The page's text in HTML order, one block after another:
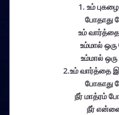
1. உம்
போதாது
உம் வார்த்தை
உம்மால்
உம்மால்
2.உம் வார்த்தை
போகாது
நீர் மாத்ரம்
நீர்